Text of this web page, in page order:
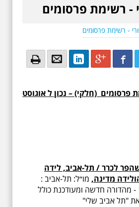
- רשימת פרסומים
- רשימת פרסומים
Twitter
Facebook
Google+
LinkedIn
Email
Email
פרסומים (חלקי) – נכון ל אוגוסט
לכרר / תל-אביב, לידה
מדינה, מו״ל: תל-אביב :
אביבים, תש״ן 1990 - מהדורה חדשה ומעודכנת כולל